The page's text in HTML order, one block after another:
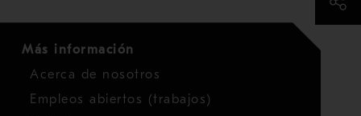
Más información
Acerca de nosotros
Empleos abiertos (trabajos)